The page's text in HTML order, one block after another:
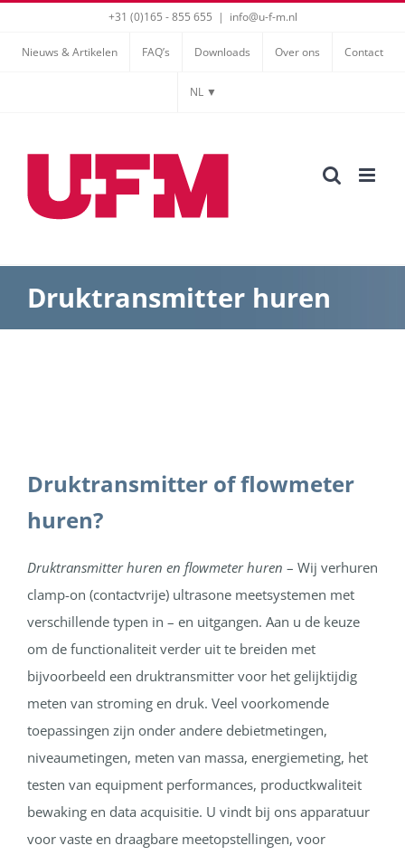
+31 (0)165 - 855 655 | info@u-f-m.nl
Nieuws & Artikelen FAQ’s Downloads Over ons Contact
NL ▼
Druktransmitter huren
Druktransmitter of flowmeter
huren?
Druktransmitter huren en flowmeter huren – Wij verhuren
clamp-on (contactvrije) ultrasone meetsystemen met
verschillende typen in – en uitgangen. Aan u de keuze
om de functionaliteit verder uit te breiden met
bijvoorbeeld een druktransmitter voor het gelijktijdig
meten van stroming en druk. Veel voorkomende
toepassingen zijn onder andere debietmetingen,
niveaumetingen, meten van massa, energiemeting, het
testen van equipment performances, productkwaliteit
bewaking en data acquisitie. U vindt bij ons apparatuur
voor vaste en draagbare meetopstellingen, voor